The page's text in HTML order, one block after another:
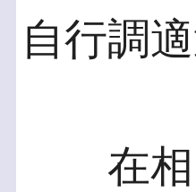
自行調
在相同